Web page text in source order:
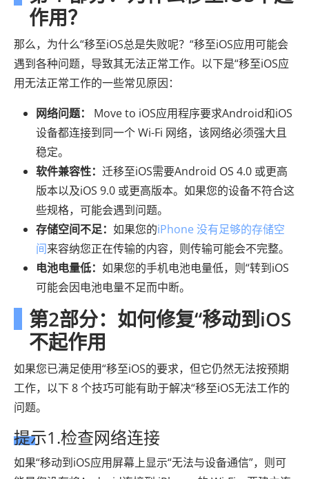
作用？
那么，为什么“移至iOS总是失败呢？“移至iOS应用可能会
遇到各种问题，导致其无法正常工作。以下是“移至iOS应
用无法正常工作的一些常见原因：
网络问题：
Move to iOS应用程序要求Android和iOS
设备都连接到同一个 Wi-Fi 网络，该网络必须强大且
稳定。
软件兼容性： 迁移至iOS需要Android OS 4.0 或更高
版本以及iOS 9.0 或更高版本。如果您的设备不符合这
些规格，可能会遇到问题。
存储空间不足： 如果您的iPhone 没有足够的存储空
间来容纳您正在传输的内容，则传输可能会不完整。
电池电量低： 如果您的手机电池电量低，则“转到iOS
可能会因电池电量不足而中断。
第2部分：如何修复“移动到iOS
不起作用
如果您已满足使用“移至iOS的要求，但它仍然无法按预期
工作，以下 8 个技巧可能有助于解决“移至iOS无法工作的
问题。
提示1.检查网络连接
如果“移动到iOS应用屏幕上显示“无法与设备通信”，则可